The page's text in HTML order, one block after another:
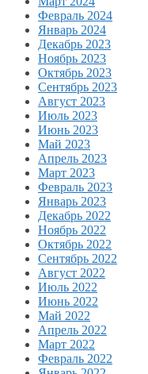
Февраль 2024
Январь 2024
Декабрь 2023
Ноябрь 2023
Октябрь 2023
Сентябрь 2023
Август 2023
Июль 2023
Июнь 2023
Май 2023
Апрель 2023
Март 2023
Февраль 2023
Январь 2023
Декабрь 2022
Ноябрь 2022
Октябрь 2022
Сентябрь 2022
Август 2022
Июль 2022
Июнь 2022
Май 2022
Апрель 2022
Март 2022
Февраль 2022